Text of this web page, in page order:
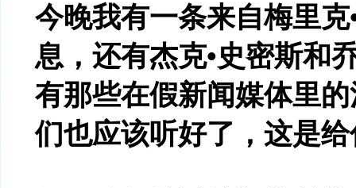
今晚我有一条来自梅里克
息，还有杰克•史密斯和
有那些在假新闻媒体里
们也应该听好了，这是